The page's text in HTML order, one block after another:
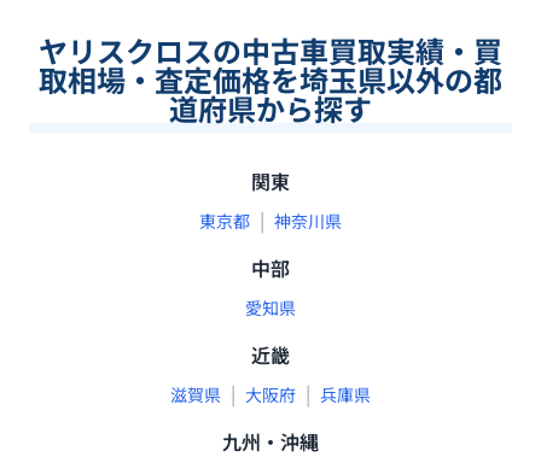
ヤリスクロスの中古車買取実績・買
取相場・査定価格を埼玉県以外の都
道府県から探す
関東
東京都 | 神奈川県
中部
愛知県
近畿
滋賀県 | 大阪府 | 兵庫県
九州・沖縄